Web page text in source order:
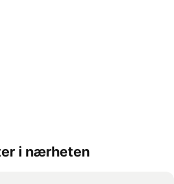
i nærheten